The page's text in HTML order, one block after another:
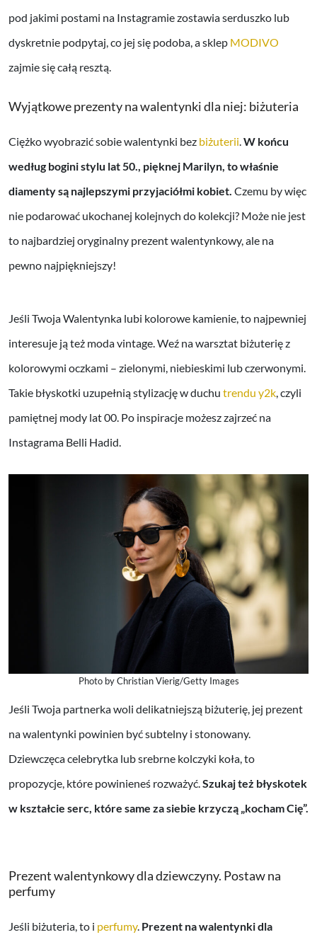
pod jakimi postami na Instagramie zostawia serduszko lub
dyskretnie podpytaj, co jej się podoba, a sklep MODIVO
zajmie się całą resztą.
Wyjątkowe prezenty na walentynki dla niej: biżuteria
Ciężko wyobrazić sobie walentynki bez biżuterii W końcu
według bogini stylu lat 50., pięknej Marilyn, to właśnie
diamenty są najlepszymi przyjaciółmi kobiet. Czemu by więc
nie podarować ukochanej kolejnych do kolekcji? Może nie jest
to najbardziej oryginalny prezent walentynkowy, ale na
pewno najpiękniejszy!
Jeśli Twoja Walentynka lubi kolorowe kamienie, to najpewniej
interesuje ją też moda vintage. Weź na warsztat biżuterię z
kolorowymi oczkami – zielonymi, niebieskimi lub czerwonymi.
Takie błyskotki uzupełnią stylizację w duchu trendu y2k , czyli
pamiętnej mody lat 00. Po inspiracje możesz zajrzeć na
Instagrama Belli Hadid.
Photo by Christian Vierig/Getty Images
Jeśli Twoja partnerka woli delikatniejszą biżuterię, jej prezent
na walentynki powinien być subtelny i stonowany.
Dziewczęca celebrytka lub srebrne kolczyki koła, to
propozycje, które powinieneś rozważyć. Szukaj też błyskotek
w kształcie serc, które same za siebie krzyczą „kocham Cię”.
Prezent walentynkowy dla dziewczyny. Postaw na
perfumy
Jeśli biżuteria, to i perfumy. Prezent na walentynki dla